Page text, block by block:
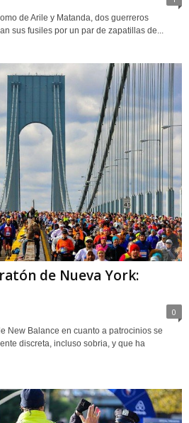
de Arile y Matanda, dos guerreros
sus fusiles por un par de zapatillas de...
de Nueva York:
0
New Balance en cuanto a patrocinios se
discreta, incluso sobria, y que ha